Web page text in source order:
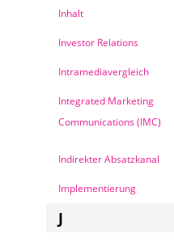
Inhalt
Investor Relations
Intramediavergleich
Integrated Marketing
Communications (IMC)
Indirekter Absatzkanal
Implementierung
J